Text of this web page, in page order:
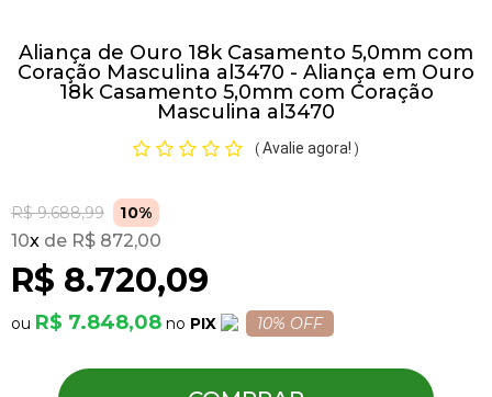
Aliança de Ouro 18k Casamento 5,0mm com
Coração Masculina al3470 - Aliança em Ouro
18k Casamento 5,0mm com Coração
Masculina al3470
( Avalie agora! )
R$ 9.688,99 10%
R$ 8.720,09
10x R$ 872,00
R$ 7.848,08 PIX 10% OFF
Gargantilhas
Pulseiras
Piercing